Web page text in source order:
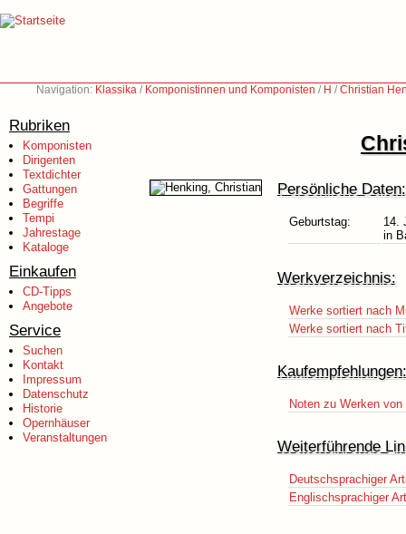
Navigation: Klassika / Komponistinnen und Komponisten / H /Christian
Rubriken
Komponisten
Dirigenten
Textdichter
Gattungen
Begriffe
Tempi
Jahrestage
Kataloge
Einkaufen
CD-Tipps
Angebote
Service
Suchen
Kontakt
Impressum
Datenschutz
Historie
Opernhäuser
Veranstaltungen
Persönliche Daten:
Geburtstag:
14.
in
Werkverzeichnis:
Werke sortiert nach
Werke sortiert nach
Kaufempfehlungen:
Noten zu Werken
Weiterführende
Deutschsprachiger
Englischsprachiger